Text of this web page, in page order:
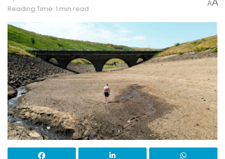
Reading Time: 1 min read
AA